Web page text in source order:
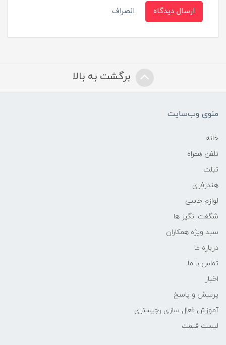
ارسال دیدگاه انصراف
برگشت به بالا
منوی وب‌سایت
خانه
تلفن همراه
تبلت
هندزفری
لوازم جانبی
شگفت انگیز ها
سبد ویژه همکاران
درباره ما
تماس با ما
اخبار
پرسش و پاسخ
آموزش فعال سازی رجیستری
لیست قیمت